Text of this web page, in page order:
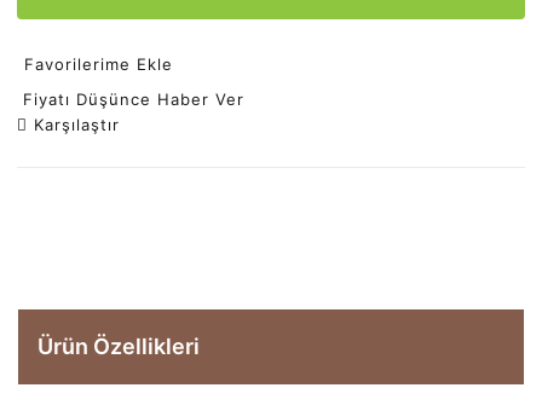
Favorilerime Ekle
Fiyatı Düşünce Haber Ver
Karşılaştır
Ürün Özellikleri